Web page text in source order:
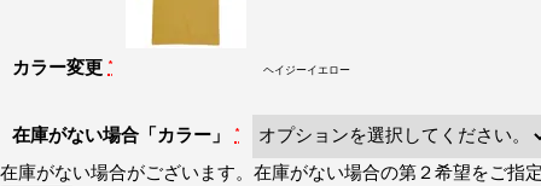
カラー変更 * ヘイジーイエロー
在庫がない場合「カラー」
*
在庫がない場合がございます。在庫がない場合の第２希望をご指